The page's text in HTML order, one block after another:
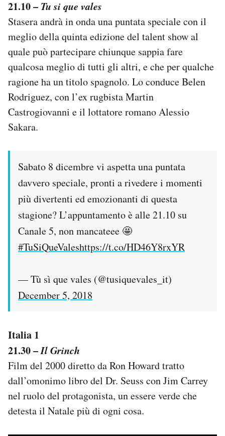
21.10 – Tu si que vales
Stasera andrà in onda una puntata speciale con il
meglio della quinta edizione del talent show al
quale può partecipare chiunque sappia fare
qualcosa meglio di tutti gli altri, e che per qualche
ragione ha un titolo spagnolo. Lo conduce Belen
Rodriguez, con l’ex rugbista Martin
Castrogiovanni e il lottatore romano Alessio
Sakara.
Sabato 8 dicembre vi aspetta una puntata
davvero speciale, pronti a rivedere i momenti
più divertenti ed emozionanti di questa
stagione? L’appuntamento è alle 21.10 su
Canale 5, non mancateee 🤩
#TuSiQueValeshttps://t.co/HD46Y8rxYR
— Tù sì que vales (@tusiquevales_it)
December 5, 2018
Italia 1
21.30 –Il Grinch
Film del 2000 diretto da Ron Howard tratto
dall’omonimo libro del Dr. Seuss con Jim Carrey
nel ruolo del protagonista, un essere verde che
detesta il Natale più di ogni cosa.